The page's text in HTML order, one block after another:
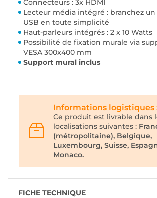
Connecteurs : 3x HDMI
Lecteur média intégré : branchez
USB en toute simplicité
Haut-parleurs intégrés : 2 x 10 Watts
Possibilité de fixation murale via
VESA 300x400 mm
Support mural inclus
Informations logistiques
Ce produit est livrable dans
localisations suivantes :
(métropolitaine), Belgique,
Luxembourg, Suisse,
Monaco.
FICHE TECHNIQUE